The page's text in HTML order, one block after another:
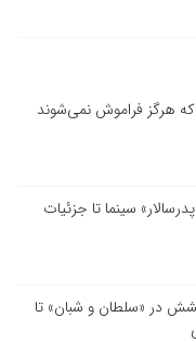
که هرگز فراموش نمی‌شوند
سینما تا جزئیات
در «سلطان و شبان» تا